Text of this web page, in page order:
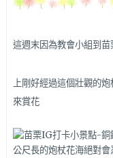
這週末因為教會小組到
上剛好經過這個壯觀的
來賞花